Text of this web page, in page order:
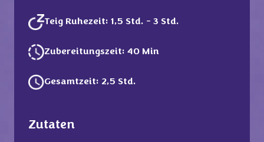
Teig Ruhezeit: 1,5 Std. - 3 Std.
Zubereitungszeit: 40 Min
Gesamtzeit: 2,5 Std.
Zutaten